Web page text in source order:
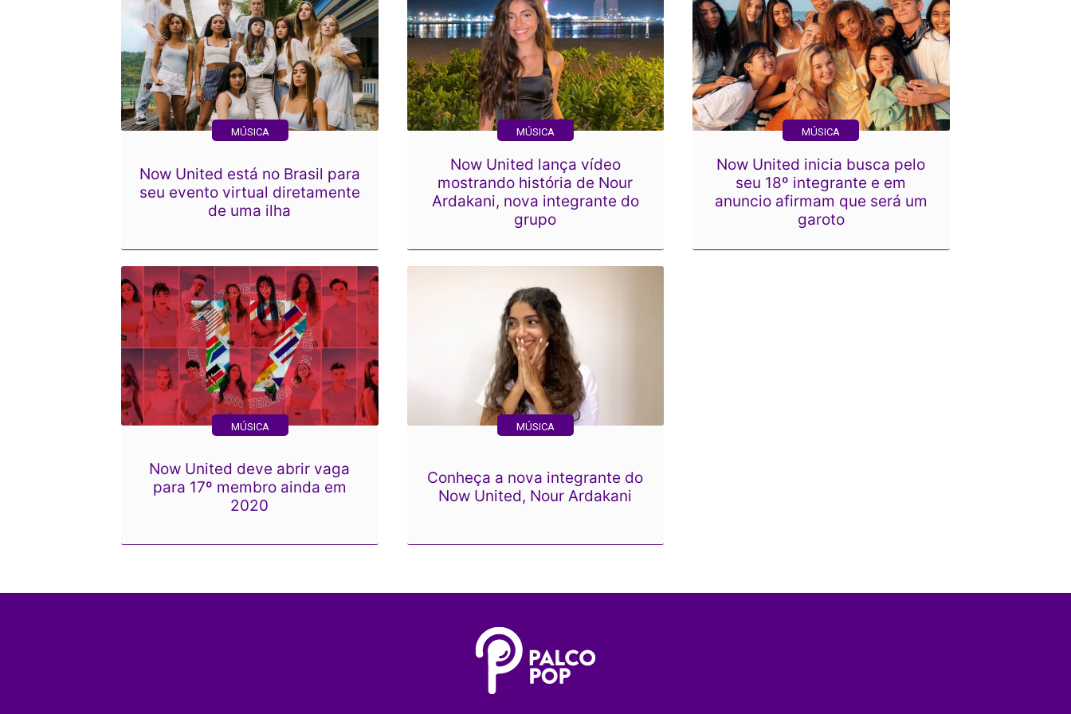
MÚSICA
Now United está no Brasil para
seu evento virtual diretamente
de uma ilha
MÚSICA
Now United lança vídeo
mostrando história de Nour
Ardakani, nova integrante do
grupo
MÚSICA
Now United inicia busca pelo
seu 18º integrante e em
anuncio afirmam que será um
garoto
MÚSICA
Now United deve abrir vaga
para 17º membro ainda em
2020
MÚSICA
Conheça a nova integrante do
Now United, Nour Ardakani